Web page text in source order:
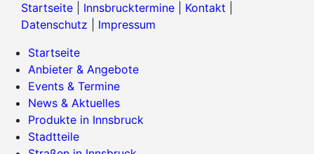
Startseite
Innsbrucktermine Kontakt
Datenschutz
Impressum
Startseite
Anbieter & Angebote
Events & Termine
News & Aktuelles
Produkte in Innsbruck
Stadtteile